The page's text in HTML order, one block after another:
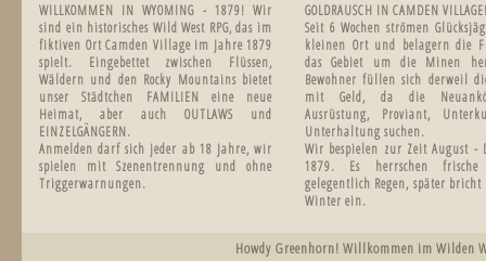
WILLKOMMEN IN WYOMING - 1879! Wir
sind ein historisches Wild West RPG, das im
fiktiven Ort Camden Village im Jahre 1879
spielt. Eingebettet zwischen Flüssen,
Wäldern und den Rocky Mountains bietet
unser Städtchen FAMILIEN eine neue
Heimat, aber auch OUTLAWS und
EINZELGÄNGERN.
Anmelden darf sich jeder ab 18 Jahre, wir
spielen mit Szenentrennung und ohne
Triggerwarnungen.
GOLDRAUSCH IN CAMDEN
Seit 6 Wochen strömen
kleinen Ort und belagern die
das Gebiet um die Minen
Bewohner füllen sich derweil
mit Geld, da die
Ausrüstung, Proviant,
Unterhaltung suchen.
Wir bespielen zur Zeit August -
1879. Es herrschen
gelegentlich Regen, später
Winter ein.
Howdy Greenhorn! Willkommen im Wilden